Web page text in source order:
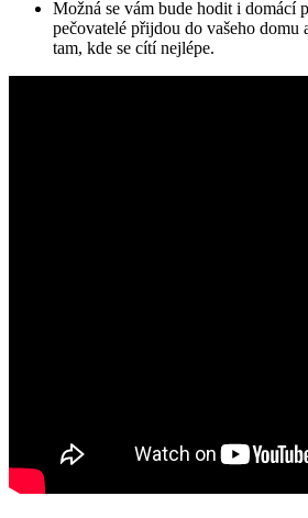
Možná se vám bude hodit i domácí
pečovatelé přijdou do vašeho domu
tam, kde se cítí nejlépe.